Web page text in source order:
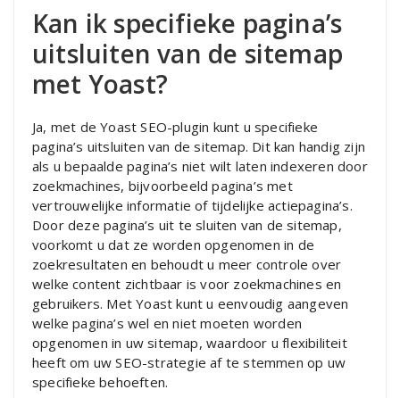
Kan ik specifieke pagina’s
uitsluiten van de sitemap
met Yoast?
Ja, met de Yoast SEO-plugin kunt u specifieke
pagina’s uitsluiten van de sitemap. Dit kan handig zijn
als u bepaalde pagina’s niet wilt laten indexeren door
zoekmachines, bijvoorbeeld pagina’s met
vertrouwelijke informatie of tijdelijke actiepagina’s.
Door deze pagina’s uit te sluiten van de sitemap,
voorkomt u dat ze worden opgenomen in de
zoekresultaten en behoudt u meer controle over
welke content zichtbaar is voor zoekmachines en
gebruikers. Met Yoast kunt u eenvoudig aangeven
welke pagina’s wel en niet moeten worden
opgenomen in uw sitemap, waardoor u flexibiliteit
heeft om uw SEO-strategie af te stemmen op uw
specifieke behoeften.